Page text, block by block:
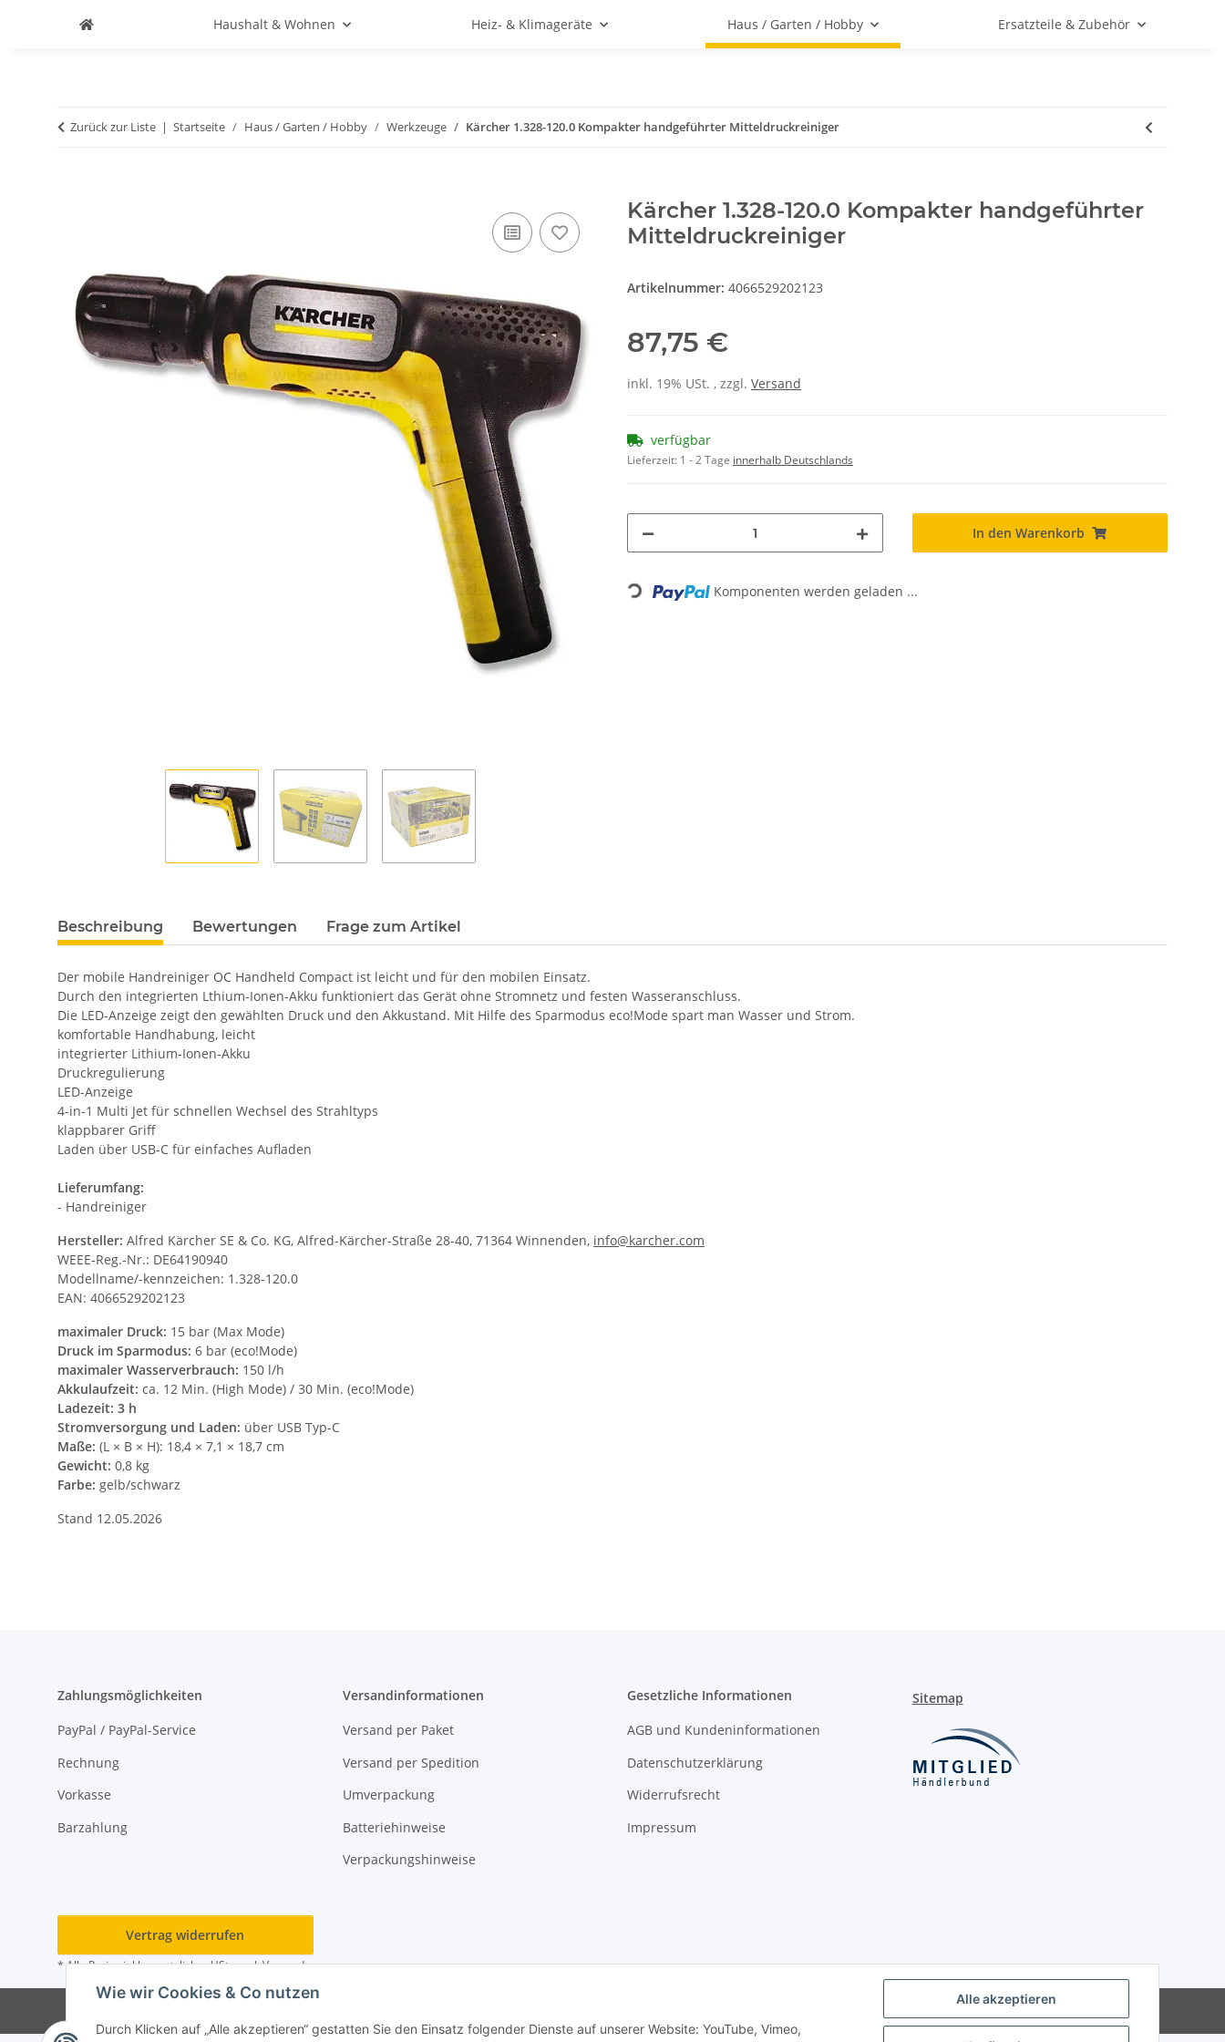
Alle akzeptieren
Wie wir Cookies & Co nutzen
Durch Klicken auf „Alle akzeptieren“ gestatten Sie den Einsatz folgender Dienste auf unserer Website: YouTube, Vimeo,
Haushalt & Wohnen Heiz- & Klimageräte Haus / Garten / Hobby Ersatzteile & Zubehör
Zurück zur Liste Startseite Haus / Garten / Hobby Werkzeuge Kärcher 1.328-120.0 Kompakter handgeführter Mitteldruckreiniger
Kärcher 1.328-120.0 Kompakter handgeführter
Mitteldruckreiniger
Artikelnummer: 4066529202123
87,75 €
inkl. 19% USt. , zzgl. Versand
verfügbar
Lieferzeit: 1 - 2 Tage innerhalb Deutschlands
In den Warenkorb
Loading... Komponenten werden geladen ...
Beschreibung Bewertungen Frage zum Artikel
Der mobile Handreiniger OC Handheld Compact ist leicht und für den mobilen Einsatz.
Durch den integrierten Lthium-Ionen-Akku funktioniert das Gerät ohne Stromnetz und festen Wasseranschluss.
Die LED-Anzeige zeigt den gewählten Druck und den Akkustand. Mit Hilfe des Sparmodus eco!Mode spart man Wasser und Strom.
komfortable Handhabung, leicht
integrierter Lithium-Ionen-Akku
Druckregulierung
LED-Anzeige
4-in-1 Multi Jet für schnellen Wechsel des Strahltyps
klappbarer Griff
Laden über USB-C für einfaches Aufladen
Lieferumfang:
- Handreiniger
Hersteller: Alfred Kärcher SE & Co. KG, Alfred-Kärcher-Straße 28-40, 71364 Winnenden, info@karcher.com
WEEE-Reg.-Nr.: DE64190940
Modellname/-kennzeichen: 1.328-120.0
EAN: 4066529202123
maximaler Druck: 15 bar (Max Mode)
Druck im Sparmodus: 6 bar (eco!Mode)
maximaler Wasserverbrauch: 150 l/h
Akkulaufzeit: ca. 12 Min. (High Mode) / 30 Min. (eco!Mode)
Ladezeit: 3 h
Stromversorgung und Laden: über USB Typ-C
Maße: (L × B × H): 18,4 × 7,1 × 18,7 cm
Gewicht: 0,8 kg
Farbe: gelb/schwarz
Stand 12.05.2026
Zahlungsmöglichkeiten
PayPal / PayPal-Service
Rechnung
Vorkasse
Barzahlung
Versandinformationen
Versand per Paket
Versand per Spedition
Umverpackung
Batteriehinweise
Verpackungshinweise
Gesetzliche Informationen
AGB und Kundeninformationen
Datenschutzerklärung
Widerrufsrecht
Impressum
Sitemap
Vertrag widerrufen
* Alle Preise inkl. gesetzlicher USt., zzgl.Versand